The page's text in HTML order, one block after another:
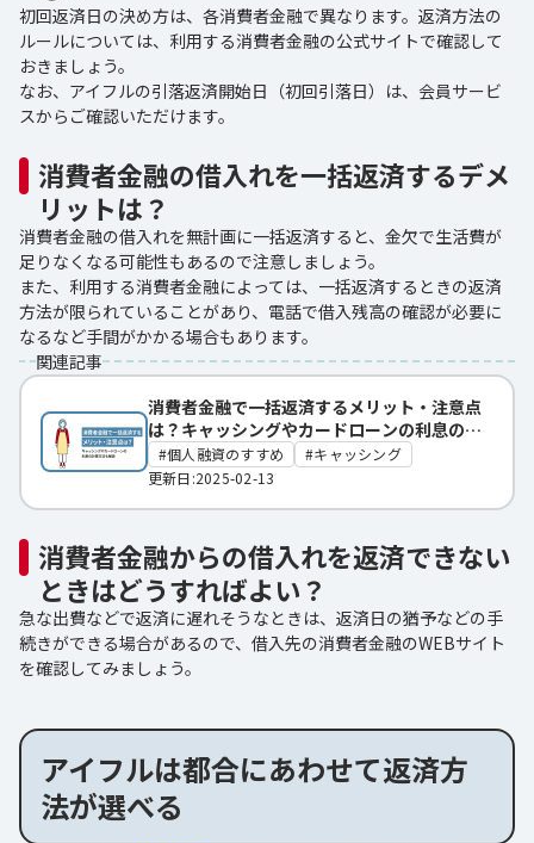
初回返済日の決め方は、各消費者金融で異なります。返済方法の
ルールについては、利用する消費者金融の公式サイトで確認して
おきましょう。
なお、アイフルの引落返済開始日（初回引落日）は、会員サービ
スからご確認いただけます。
消費者金融の借入れを一括返済するデメ
リットは？
消費者金融の借入れを無計画に一括返済すると、金欠で生活費が
足りなくなる可能性もあるので注意しましょう。
また、利用する消費者金融によっては、一括返済するときの返済
方法が限られていることがあり、電話で借入残高の確認が必要に
なるなど手間がかかる場合もあります。
関連記事
消費者金融で一括返済するメリット・注意点
は？キャッシングやカードローンの利息の計
算方法も解説
個人融資のすすめ
キャッシング
更新日:2025-02-13
消費者金融からの借入れを返済できない
ときはどうすればよい？
急な出費などで返済に遅れそうなときは、返済日の猶予などの手
続きができる場合があるので、借入先の消費者金融のWEBサイト
を確認してみましょう。
アイフルは都合にあわせて返済方
法が選べる